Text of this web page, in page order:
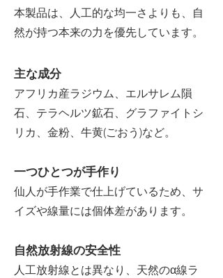
本製品は、人工的な均一さよりも、自
然が持つ本来の力を優先しています。
主な成分
アフリカ産ラジウム、エルサレム隕
石、テラヘルツ鉱石、グラファイトシ
リカ、金粉、牛黄(ごおう)など。
一つひとつが手作り
仙人が手作業で仕上げているため、サ
イズや線量には個体差があります。
​自然放射線の安全性
人工放射線とは異なり、天然のα線ラ